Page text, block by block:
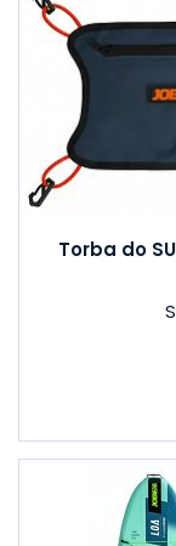
Torba do